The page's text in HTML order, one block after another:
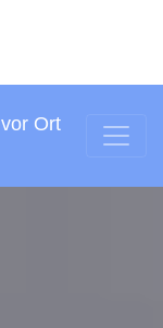
vor Ort